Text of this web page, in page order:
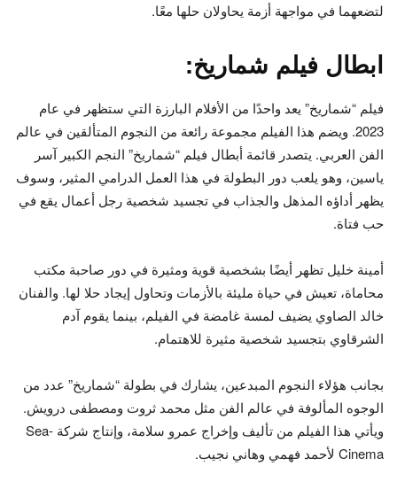
لتضعهما في مواجهة أزمة يحاولان حلها معًا.
ابطال فيلم شماريخ:
فيلم “شماريخ” يعد واحدًا من الأفلام البارزة التي ستظهر في عام
2023. ويضم هذا الفيلم مجموعة رائعة من النجوم المتألقين في عالم
الفن العربي. يتصدر قائمة أبطال فيلم “شماريخ” النجم الكبير آسر
ياسين، وهو يلعب دور البطولة في هذا العمل الدرامي المثير، وسوف
يظهر أداؤه المذهل والجذاب في تجسيد شخصية رجل أعمال يقع في
حب فتاة.
أمينة خليل تظهر أيضًا بشخصية قوية ومثيرة في دور صاحبة مكتب
محاماة، تعيش في حياة مليئة بالأزمات وتحاول إيجاد حلا لها. والفنان
خالد الصاوي يضيف لمسة غامضة في الفيلم، بينما يقوم آدم
الشرقاوي بتجسيد شخصية مثيرة للاهتمام.
بجانب هؤلاء النجوم المبدعين، يشارك في بطولة “شماريخ” عدد من
الوجوه المألوفة في عالم الفن مثل محمد ثروت ومصطفى درويش.
ويأتي هذا الفيلم من تأليف وإخراج عمرو سلامة، وإنتاج شركة Sea-
Cinema لأحمد فهمي وهاني نجيب.